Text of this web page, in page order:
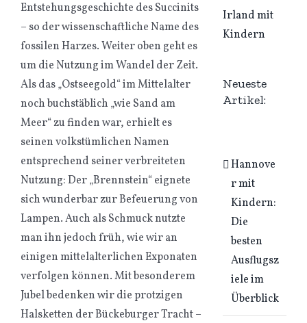
Entstehungsgeschichte des Succinits
– so der wissenschaftliche Name des
fossilen Harzes. Weiter oben geht es
um die Nutzung im Wandel der Zeit.
Als das „Ostseegold“ im Mittelalter
noch buchstäblich „wie Sand am
Meer“ zu finden war, erhielt es
seinen volkstümlichen Namen
entsprechend seiner verbreiteten
Nutzung: Der „Brennstein“ eignete
sich wunderbar zur Befeuerung von
Lampen. Auch als Schmuck nutzte
man ihn jedoch früh, wie wir an
einigen mittelalterlichen Exponaten
verfolgen können. Mit besonderem
Jubel bedenken wir die protzigen
Halsketten der Bückeburger Tracht –
Neueste
Artikel:
Hannove
r mit
Kindern:
Die
besten
Ausflugsz
iele im
Überblick